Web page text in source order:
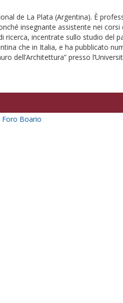
de La Plata (Argentina). È
insegnante assistente nei corsi
ricerca, incentrate sullo studio
che in Italia, e ha pubblicato
dell’Architettura” presso
Foro Boario